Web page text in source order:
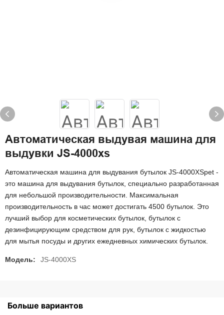
Автоматическая выдувая машина для
выдувки JS-4000xs
Автоматическая машина для выдувания бутылок JS-4000XSpet -
это машина для выдувания бутылок, специально разработанная
для небольшой производительности. Максимальная
производительность в час может достигать 4500 бутылок. Это
лучший выбор для косметических бутылок, бутылок с
дезинфицирующим средством для рук, бутылок с жидкостью
для мытья посуды и других ежедневных химических бутылок.
Модель: JS-4000XS
Больше вариантов